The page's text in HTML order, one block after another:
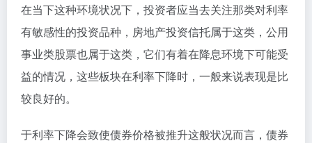
在当下这种环境状况下，投资者应当去关注那类对利率
有敏感性的投资品种，房地产投资信托属于这类，公用
事业类股票也属于这类，它们有着在降息环境下可能受
益的情况，这些板块在利率下降时，一般来说表现是比
较良好的。
于利率下降会致使债券价格被推升这般状况而言，债券